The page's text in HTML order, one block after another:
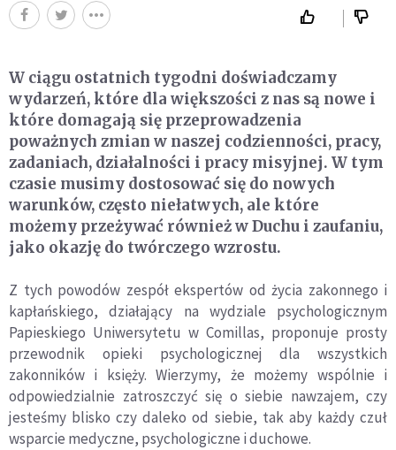
W ciągu ostatnich tygodni doświadczamy
wydarzeń, które dla większości z nas są nowe i
które domagają się przeprowadzenia
poważnych zmian w naszej codzienności, pracy,
zadaniach, działalności i pracy misyjnej. W tym
czasie musimy dostosować się do nowych
warunków, często niełatwych, ale które
możemy przeżywać również w Duchu i zaufaniu,
jako okazję do twórczego wzrostu.
Z tych powodów zespół ekspertów od życia zakonnego i
kapłańskiego, działający na wydziale psychologicznym
Papieskiego Uniwersytetu w Comillas, proponuje prosty
przewodnik opieki psychologicznej dla wszystkich
zakonników i księży. Wierzymy, że możemy wspólnie i
odpowiedzialnie zatroszczyć się o siebie nawzajem, czy
jesteśmy blisko czy daleko od siebie, tak aby każdy czuł
wsparcie medyczne, psychologiczne i duchowe.